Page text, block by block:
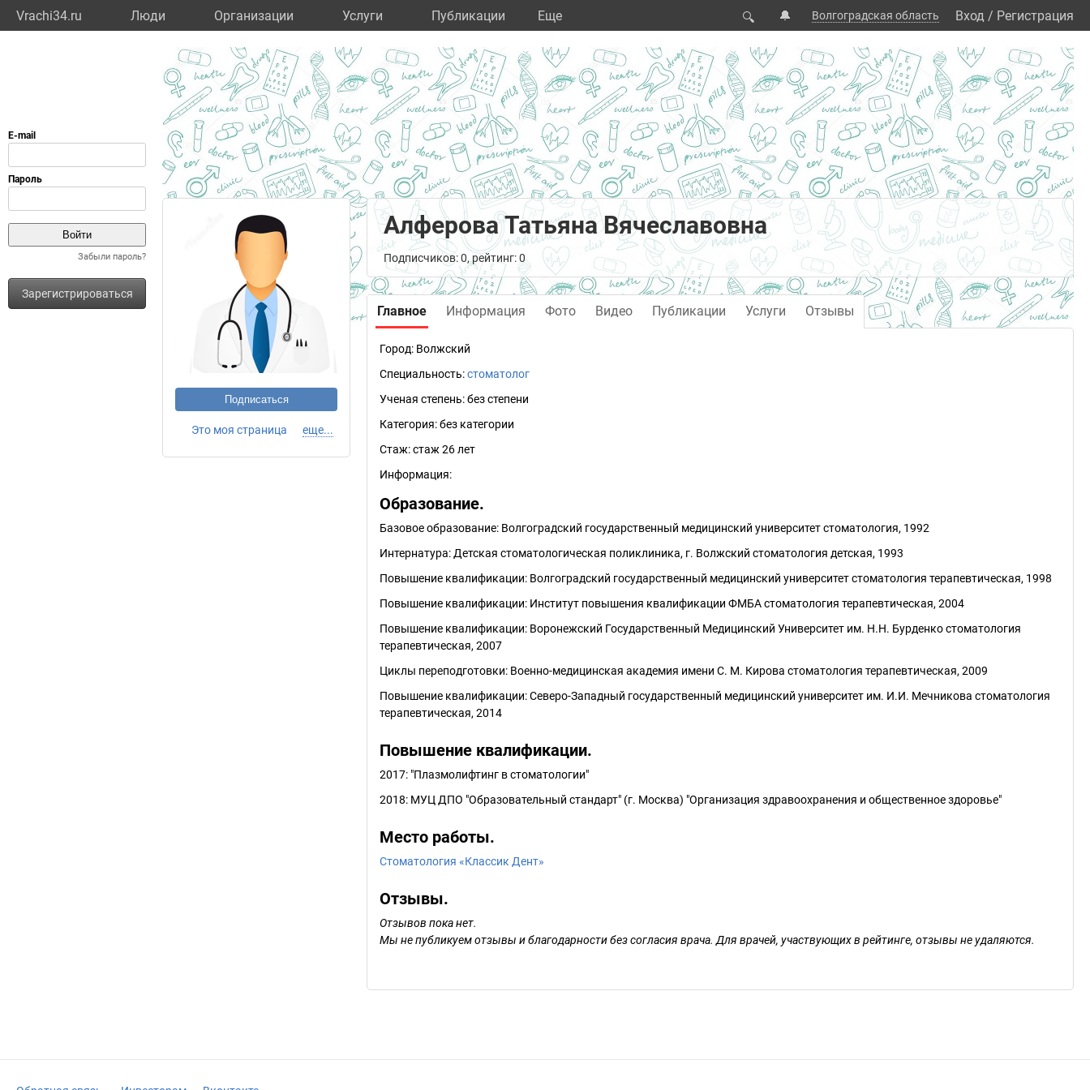
Vrachi34.ru Люди Организации Услуги Публикации Eще 🔍 🔔 Волгоградская область Вход / Регистрация
Забыли пароль?
Зарегистрироваться
Подписаться
Это моя страница еще...
Алферова Татьяна Вячеславовна
Подписчиков: 0, рейтинг: 0
Главное Информация Фото Видео Публикации Услуги Отзывы
Город: Волжский
Специальность:стоматолог
Ученая степень:без степени
Категория:без категории
Стаж:стаж 26 лет
Информация:
Образование.
Базовое образование: Волгоградский государственный медицинский университет стоматология, 1992
Интернатура: Детская стоматологическая поликлиника, г. Волжский стоматология детская, 1993
Повышение квалификации: Волгоградский государственный медицинский университет стоматология терапевтическая, 1998
Повышение квалификации: Институт повышения квалификации ФМБА стоматология терапевтическая, 2004
Повышение квалификации: Воронежский Государственный Медицинский Университет им. Н.Н. Бурденко стоматология
терапевтическая, 2007
Циклы переподготовки: Военно-медицинская академия имени С. М. Кирова стоматология терапевтическая, 2009
Повышение квалификации: Северо-Западный государственный медицинский университет им. И.И. Мечникова стоматология
терапевтическая, 2014
Повышение квалификации.
2017: "Плазмолифтинг в стоматологии"
2018: МУЦ ДПО "Образовательный стандарт" (г. Москва) "Организация здравоохранения и общественное здоровье"
Место работы.
Стоматология «Классик Дент»
Отзывы.
Отзывов пока нет.
Мы не публикуем отзывы и благодарности без согласия врача. Для врачей, участвующих в рейтинге, отзывы не удаляются.